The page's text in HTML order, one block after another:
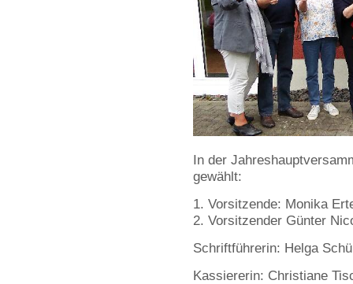
In der
gewählt:
Vorsitzende: Monika
Vorsitzender Günter
Schriftführerin: Helga
Kassiererin: Christiane